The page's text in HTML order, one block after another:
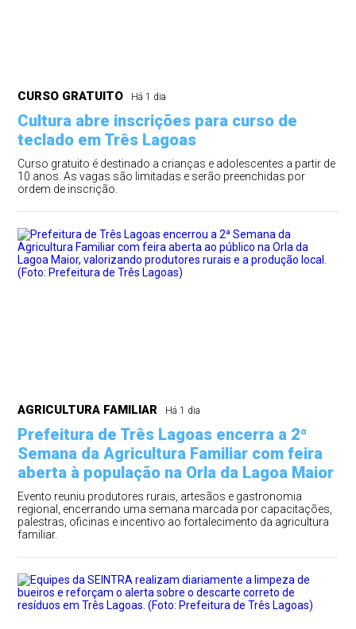
CURSO GRATUITO Há 1 dia
Cultura abre inscrições para curso de
teclado em Três Lagoas
Curso gratuito é destinado a crianças e adolescentes a partir de
10 anos. As vagas são limitadas e serão preenchidas por
ordem de inscrição.
AGRICULTURA FAMILIAR Há 1 dia
Prefeitura de Três Lagoas encerra a 2ª
Semana da Agricultura Familiar com feira
aberta à população na Orla da Lagoa Maior
Evento reuniu produtores rurais, artesãos e gastronomia
regional, encerrando uma semana marcada por capacitações,
palestras, oficinas e incentivo ao fortalecimento da agricultura
familiar.